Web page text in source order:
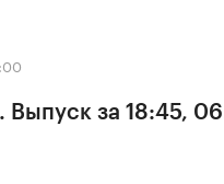
Выпуск за 18:45,